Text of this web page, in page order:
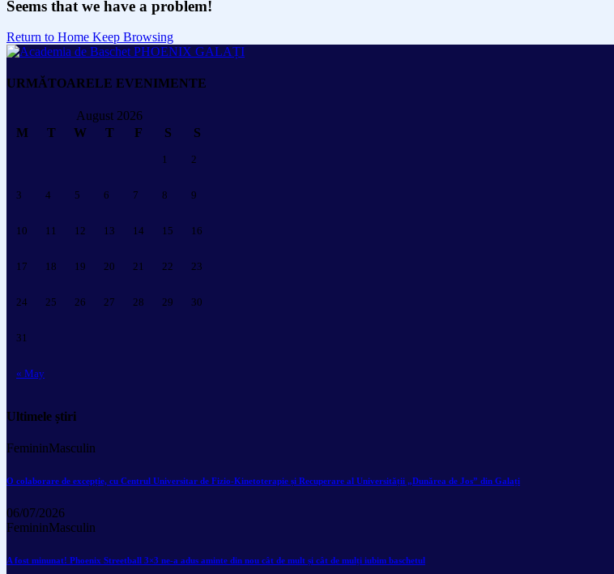
Seems that we have a problem!
Return to Home Keep Browsing
URMĂTOARELE EVENIMENTE
August 2026
M
T W T F S S
« May
1 2
3 4 5 6 7 8 9
10 11 12 13 14 15 16
17 18 19 20 21 22 23
24 25 26 27 28 29 30
31
Ultimele știri
FemininMasculin
O colaborare de excepție, cu Centrul Universitar de Fizio-Kinetoterapie și Recuperare al Universității „Dunărea de Jos” din Galați
06/07/2026
FemininMasculin
A fost minunat! Phoenix Streetball 3×3 ne-a adus aminte din nou cât de mult și cât de mulți iubim baschetul